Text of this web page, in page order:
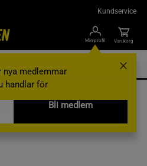
Kundservice
Min profil
medlemmar
handlar för
Bli medlem
Varukorg